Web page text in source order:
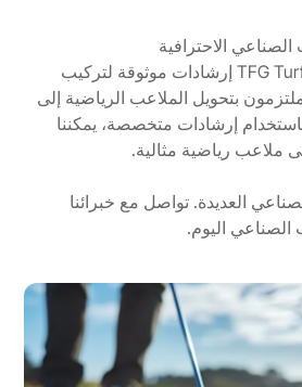
الاحترافية
تقدم شركة TFG Turf Solutions إرشادات موثوقة لتركيب
بتحويل الملاعب الرياضية إلى
إرشادات متخصصة، يمكننا
ملاعب رياضية مثالية.
العديدة. تواصل مع خبرائنا
اليوم.